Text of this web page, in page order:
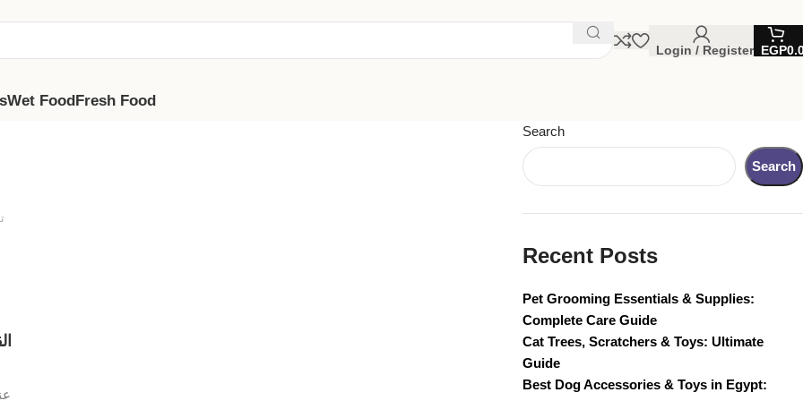
Login / Register EGP
Wet FoodFresh Food
Search
Search
Recent Posts
Pet Grooming Essentials & Supplies:
Complete Care Guide
Cat Trees, Scratchers & Toys: Ultimate
Guide
Best Dog Accessories & Toys in Egypt: